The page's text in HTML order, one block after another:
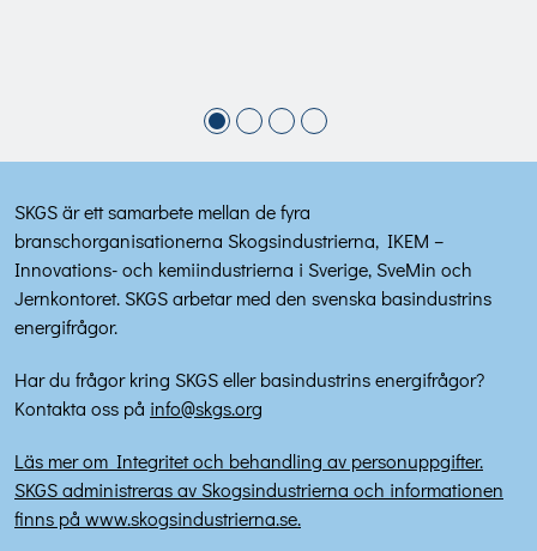
SKGS är ett samarbete mellan de fyra
branschorganisationerna Skogsindustrierna, IKEM –
Innovations- och kemiindustrierna i Sverige, SveMin och
Jernkontoret. SKGS arbetar med den svenska basindustrins
energifrågor.
Har du frågor kring SKGS eller basindustrins energifrågor?
Kontakta oss på info@skgs.org
Läs mer om Integritet och behandling av personuppgifter.
SKGS administreras av Skogsindustrierna och informationen
finns på www.skogsindustrierna.se.